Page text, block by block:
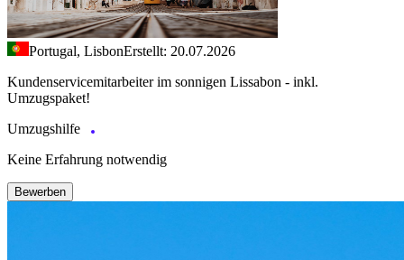
Portugal, LisbonErstellt: 20.07.2026
Kundenservicemitarbeiter im sonnigen Lissabon - inkl.
Umzugspaket!
Umzugshilfe
Keine Erfahrung notwendig
Bewerben